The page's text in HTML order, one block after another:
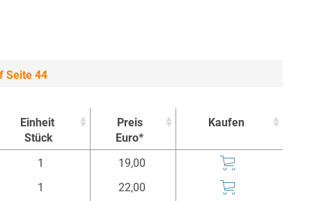
Seite 44
Einheit
Stück
Preis
Euro*
Kaufen
Einheit
Preis
Euro*
Kaufen
1
19,00
1
22,00